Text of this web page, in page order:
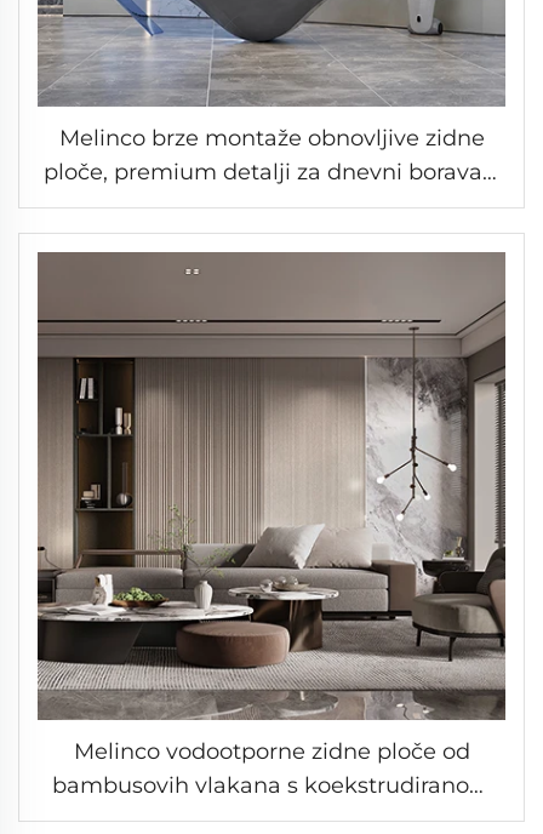
Melinco brze montaže obnovljive zidne
ploče, premium detalji za dnevni boravak,
otporne na ogrebotine, mrlje i vodu
Melinco vodootporne zidne ploče od
bambusovih vlakana s koekstrudiranom
površinom, furnir drva, savitljive WPC